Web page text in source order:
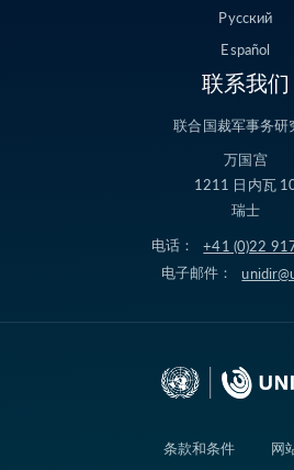
Русский
Español
联系我们
联合国裁军事务研
万国宫
1211 日内瓦
瑞士
电话：
+41 (0)22
电子邮件：
条款和条件 网